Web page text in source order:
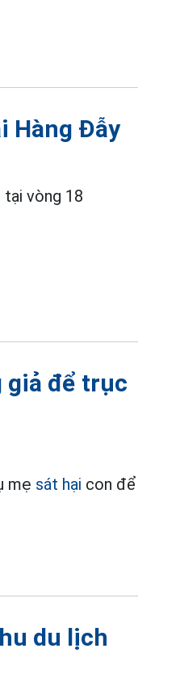
Hàng Đẫy
tại vòng 18
giả để trục
mẹ sát hại con để
du lịch